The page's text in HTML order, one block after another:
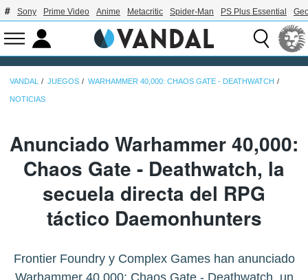
Sony Prime Video Anime Metacritic Spider-Man PS Plus Essential
VANDAL JUEGOS WARHAMMER 40,000: CHAOS GATE - DEATHWATCH
NOTICIAS
Anunciado Warhammer 40,000:
Chaos Gate - Deathwatch, la
secuela directa del RPG
táctico Daemonhunters
Frontier Foundry y Complex Games han anunciado
Warhammer 40,000: Chaos Gate - Deathwatch, un